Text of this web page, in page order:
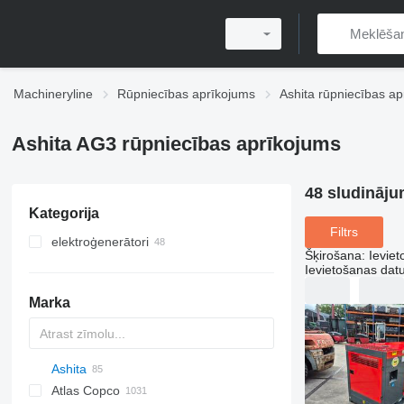
Machineryline Rūpniecības aprīkojums Ashita rūpniecības
Ashita AG3 rūpniecības aprīkojums
Kategorija
elektroģenerātori
citi ģeneratori
Marka
PDS
APD
AB
Ensis
Pega
VZ
Ashita
AG3
Atlas Copco
48
Filtrs
Šķirošana:
Ievietošanas